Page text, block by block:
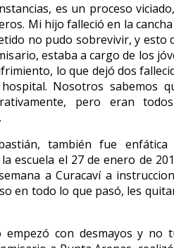
es un proceso
Mi hijo falleció en la
no pudo sobrevivir, y esto
estaba a cargo de los
lo que dejó dos
Nosotros sabemos
pero eran
también fue
escuela el 27 de enero de
a Curacaví a
en todo lo que pasó, les
empezó con desmayos y no